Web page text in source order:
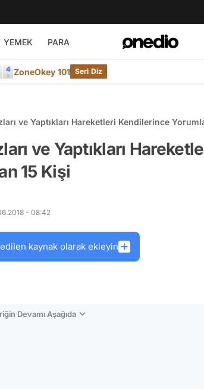
YEMEK PARA
ZoneOkey 101 Seri Diz
ve Yaptıkları Hareketleri Kendilerince
ve Yaptıkları
15 Kişi
- 08:42
kaynak olarak ekleyin
Devamı Aşağıda